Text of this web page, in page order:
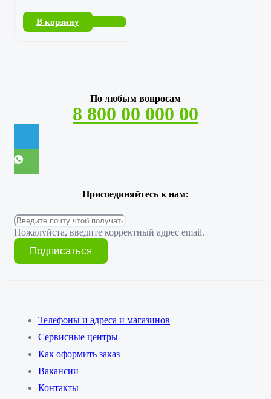
В корзину
По любым вопросам
8 800 00 000 00
Присоединяйтесь к нам:
Пожалуйста, введите корректный адрес email.
Подписаться
Телефоны и адреса и магазинов
Сервисные центры
Как оформить заказ
Вакансии
Контакты